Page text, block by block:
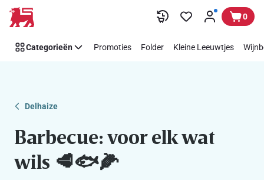
Overslaan
Delhaize
BBQ:
voor
0
Categorieën Promoties Folder Kleine Leeuwtjes
Delhaize
Barbecue: voor elk wat
wils 🥩🐟🌽